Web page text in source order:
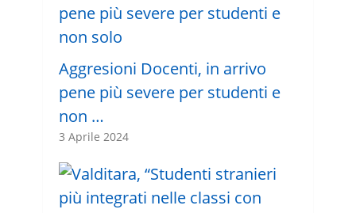
Aggresioni Docenti, in arrivo
pene più severe per studenti e
non …
3 Aprile 2024